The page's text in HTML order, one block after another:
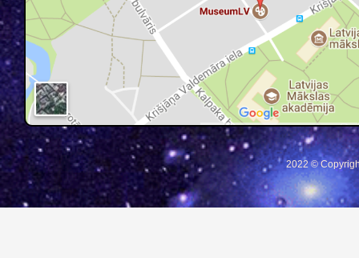
2022 ©